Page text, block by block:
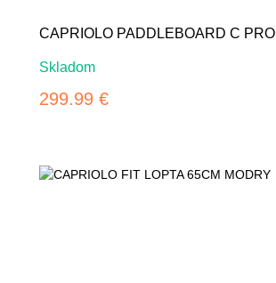
CAPRIOLO PADDLEBOARD C PRO
Skladom
299.99 €